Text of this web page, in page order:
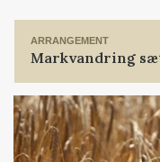
ARRANGEMENT
Markvandring